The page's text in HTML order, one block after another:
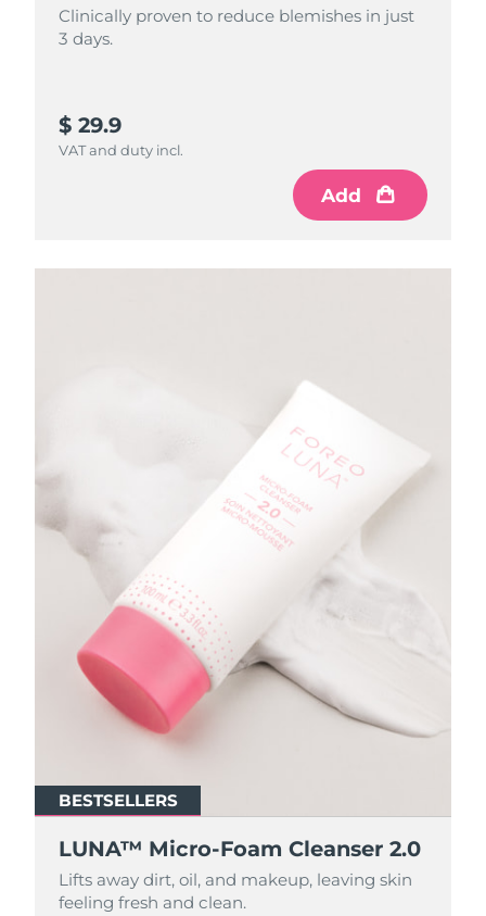
Clinically proven to reduce blemishes in just
3 days.
$ 29.9
VAT and duty incl.
Add
BESTSELLERS
LUNA™ Micro-Foam Cleanser 2.0
Lifts away dirt, oil, and makeup, leaving skin
feeling fresh and clean.
BESTSELLERS
LUNA™ Micro-Foam Cleanser 2.0
Lifts away dirt, oil, and makeup, leaving skin
feeling fresh and clean.